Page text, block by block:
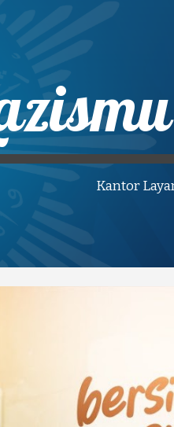
Kantor